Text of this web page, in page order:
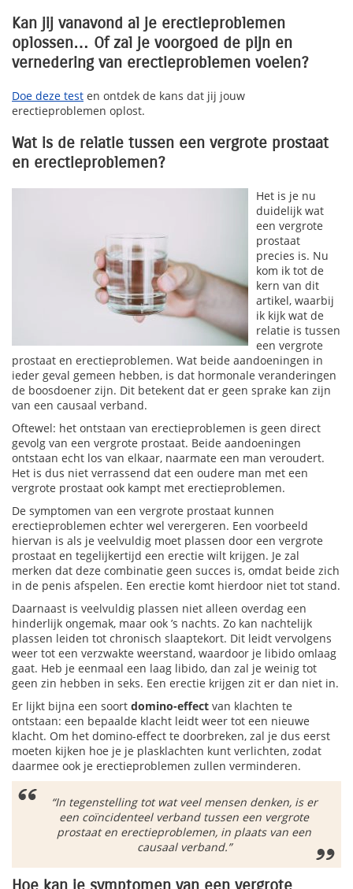
Kan jij vanavond al je erectieproblemen
oplossen… Of zal je voorgoed de pijn en
vernedering van erectieproblemen voelen?
Doe deze test en ontdek de kans dat jij jouw
erectieproblemen oplost.
Wat is de relatie tussen een vergrote prostaat
en erectieproblemen?
Het is je nu
duidelijk wat
een vergrote
prostaat
precies is. Nu
kom ik tot de
kern van dit
artikel, waarbij
ik kijk wat de
relatie is tussen
een vergrote
prostaat en erectieproblemen. Wat beide aandoeningen in
ieder geval gemeen hebben, is dat hormonale veranderingen
de boosdoener zijn. Dit betekent dat er geen sprake kan zijn
van een causaal verband.
Oftewel: het ontstaan van erectieproblemen is geen direct
gevolg van een vergrote prostaat. Beide aandoeningen
ontstaan echt los van elkaar, naarmate een man veroudert.
Het is dus niet verrassend dat een oudere man met een
vergrote prostaat ook kampt met erectieproblemen.
De symptomen van een vergrote prostaat kunnen
erectieproblemen echter wel verergeren. Een voorbeeld
hiervan is als je veelvuldig moet plassen door een vergrote
prostaat en tegelijkertijd een erectie wilt krijgen. Je zal
merken dat deze combinatie geen succes is, omdat beide zich
in de penis afspelen. Een erectie komt hierdoor niet tot stand.
Daarnaast is veelvuldig plassen niet alleen overdag een
hinderlijk ongemak, maar ook ’s nachts. Zo kan nachtelijk
plassen leiden tot chronisch slaaptekort. Dit leidt vervolgens
weer tot een verzwakte weerstand, waardoor je libido omlaag
gaat. Heb je eenmaal een laag libido, dan zal je weinig tot
geen zin hebben in seks. Een erectie krijgen zit er dan niet in.
Er lijkt bijna een soort domino-effect van klachten te
ontstaan: een bepaalde klacht leidt weer tot een nieuwe
klacht. Om het domino-effect te doorbreken, zal je dus eerst
moeten kijken hoe je je plasklachten kunt verlichten, zodat
daarmee ook je erectieproblemen zullen verminderen.
“In tegenstelling tot wat veel mensen denken, is er
een coïncidenteel verband tussen een vergrote
prostaat en erectieproblemen, in plaats van een
causaal verband.”